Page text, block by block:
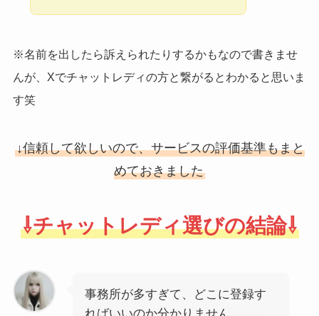
※名前を出したら訴えられたりするかもなので書きませ
んが、Xでチャットレディの方と繋がるとわかると思いま
す笑
↓信頼して欲しいので、サービスの評価基準もまと
めておきました
⇩チャットレディ選びの結論⇩
事務所が多すぎて、どこに登録す